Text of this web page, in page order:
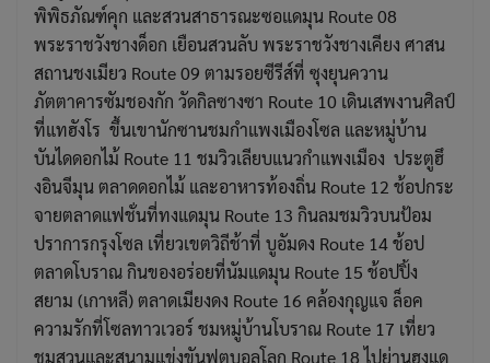
พิพิธภัณฑ์คุก และสวนสาธารณะซอแดมุน Route 08
พระราชวังชางด็อก เยือนสวนลับ พระราชวังชางเคียง ศาสน
สถานชงเมียว Route 09 ตามรอยซีรีส์ที่ ซุงยุนควาน
ภัตตาคารซัมชองกัก วัดกิลซางซา Route 10 เดินเสพงานศิลป์
ที่แทฮังโร ขึ้นเขานักซานชมกำแพงเมืองโซล และหมู่บ้าน
บันไดดอกไม้ Route 11 ชมวิวเลียบแนวกำแพงเมือง ประตูฮึ
งอินจีมุน ตลาดดอกไม้ และอาหารท้องถิ่น Route 12 ช้อปกระ
จายตลาดแฟชั่นที่ทงแดมุน Route 13 กินลมชมวิวบนป้อม
ปราการกรุงโซล เที่ยวเขตวิถีช้าที่ บูอัมดง Route 14 ช้อป
ตลาดโบราณ กินของอร่อยที่นัมแดมุน Route 15 ช้อปปิ้ง
สยาม (เกาหลี) ตลาดเมียงดง Route 16 คล้องกุญแจ ล็อค
ความรักที่โซลทาวเวอร์ ชมหมู่บ้านโบราณ Route 17 เที่ยว
ชมสวนและสนามแข่งขันฟุตบอลโลก Route 18 ไปย่านฮงแด